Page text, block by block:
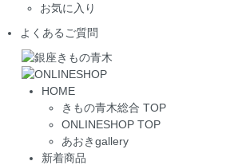
お気に入り
よくあるご質問
HOME
きもの青木総合 TOP
ONLINESHOP TOP
あおきgallery
新着商品